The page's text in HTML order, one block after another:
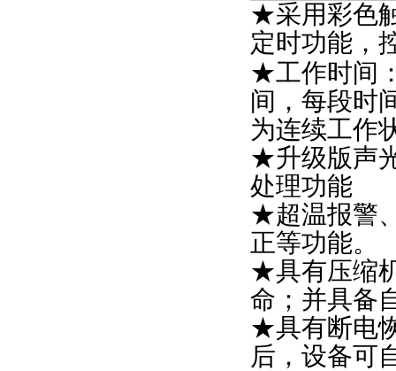
★采用彩色
定时功能，
★工作时间
间，每段时
为连续工作
★升级版声
处理功能
★超温报警
正等功能。
★具有压缩
命；并具备
★具有断电
后，设备可